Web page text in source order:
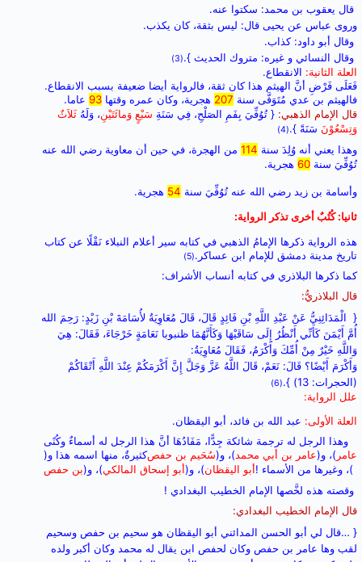
قال يعقوب بن محمد: سكتوا عنه.
وروى عباس عن يحيى قال: ليس بثقة، كان يكذب.
وقال أبو داود: كذاب.
وقال النسائي و غيره: متروك الحديث }.(3)
العلة الثانية: الانقطاع.
فَعَلَى فَرْضِ أنَّ الهيثم هذا كان ثقة، فالرواية أيضا ضعيفة بسبب الانقطاع.
فالهيثم بن عدي مُتَوَفَّى سنة 207 هجرية، وكان عمره وقتها 93عاما.
قال الإمام الذهبي: { تُوُفِّيَ بِفَمِ الصَلْحِ، فِي سَنَةِ سَبْعٍ وَمائَتَيْنِ، وَلَهُ ثَلاَثٌ
وَتِسْعُوْنَ سَنَةً }.(4)
وهذا يعني أنه وُلِدَ سنة 114من الهجرة، في حين أن معاوية رضي الله عنه
تُوُفِّيَ سنة 60هجرية.
وأسامة بن زيد رضي الله عنه تُوُفِّيَ سنة 54 هجرية.
ثانيا: كُتُبٌ أخرى تذكر الرواية:
هذه الرواية ذكرها الإمامُ الذهبي في كتابه سير أعلام النبلاء نَقْلًا عن كتاب
تاريخ مدينة دمشق للإمام ابن عساكر .
(5)
كما ذكرها البلاذري في كتابه أنساب الأشراف:
قال البلاذريُّ:
{ الْمَدَائِنِيُّ عَنْ عَبْدِ اللَّهِ بْنِ فَائِدٍ قَالَ، قَالَ مُعَاوِيَةُ لأُسَامَةَ بْنِ زَيْدٍ: رَحِمَ الله
أُمَّ أَيْمَنَ كَأَنِّي أَنْظُرُ إِلَى سَاقَيْهَا وَكَأَنَّهُمَا ظنبوبا نَعَامَةٍ خَرْجَاءَ، فَقَالَ: هِيَ
وَاللَّهِ خَيْرٌ مِنْ أُمِّكَ وَأَكْرَمُ، فَقَالَ مُعَاوِيَةُ:
وَأَكْرَمَ أَيْضًا؟ قَالَ: نَعَمْ، قَالَ اللَّهُ عَزَّ وَجَلَّ إِنَّ أَكْرَمَكُمْ عِنْدَ اللَّهِ أَتْقَاكُمْ
(الحجرات: 13) }.
(6)
علل الرواية:
العلة الأولى: عبد الله بن فائد، أبو اليقظان.
وهذا الرجل له ترجمة شائكة جِدًّا، مَفَادُهَا أنَّ هذا الرجل له أسماءٌ وكُنًى
كثيرةٌ، منها اسمه هذا و(سُحَيم بن حفص)، و(عامر بن أبي محمد)، و( عامر
بن حفص)، و(أبو إسحاق المالكي)، و(أبو اليقظان)، وغيرها من الأسماء !
وقصته هذه لخَّصها الإمام الخطيب البغدادي !
قال الإمام الخطيب البغدادي:
{ …قال لي أبو الحسن المدائني أبو اليقظان هو سحيم بن حفص وسحيم
لقب وها عامر بن حفص وكان لحفص ابن يقال له محمد وكان أكبر ولده